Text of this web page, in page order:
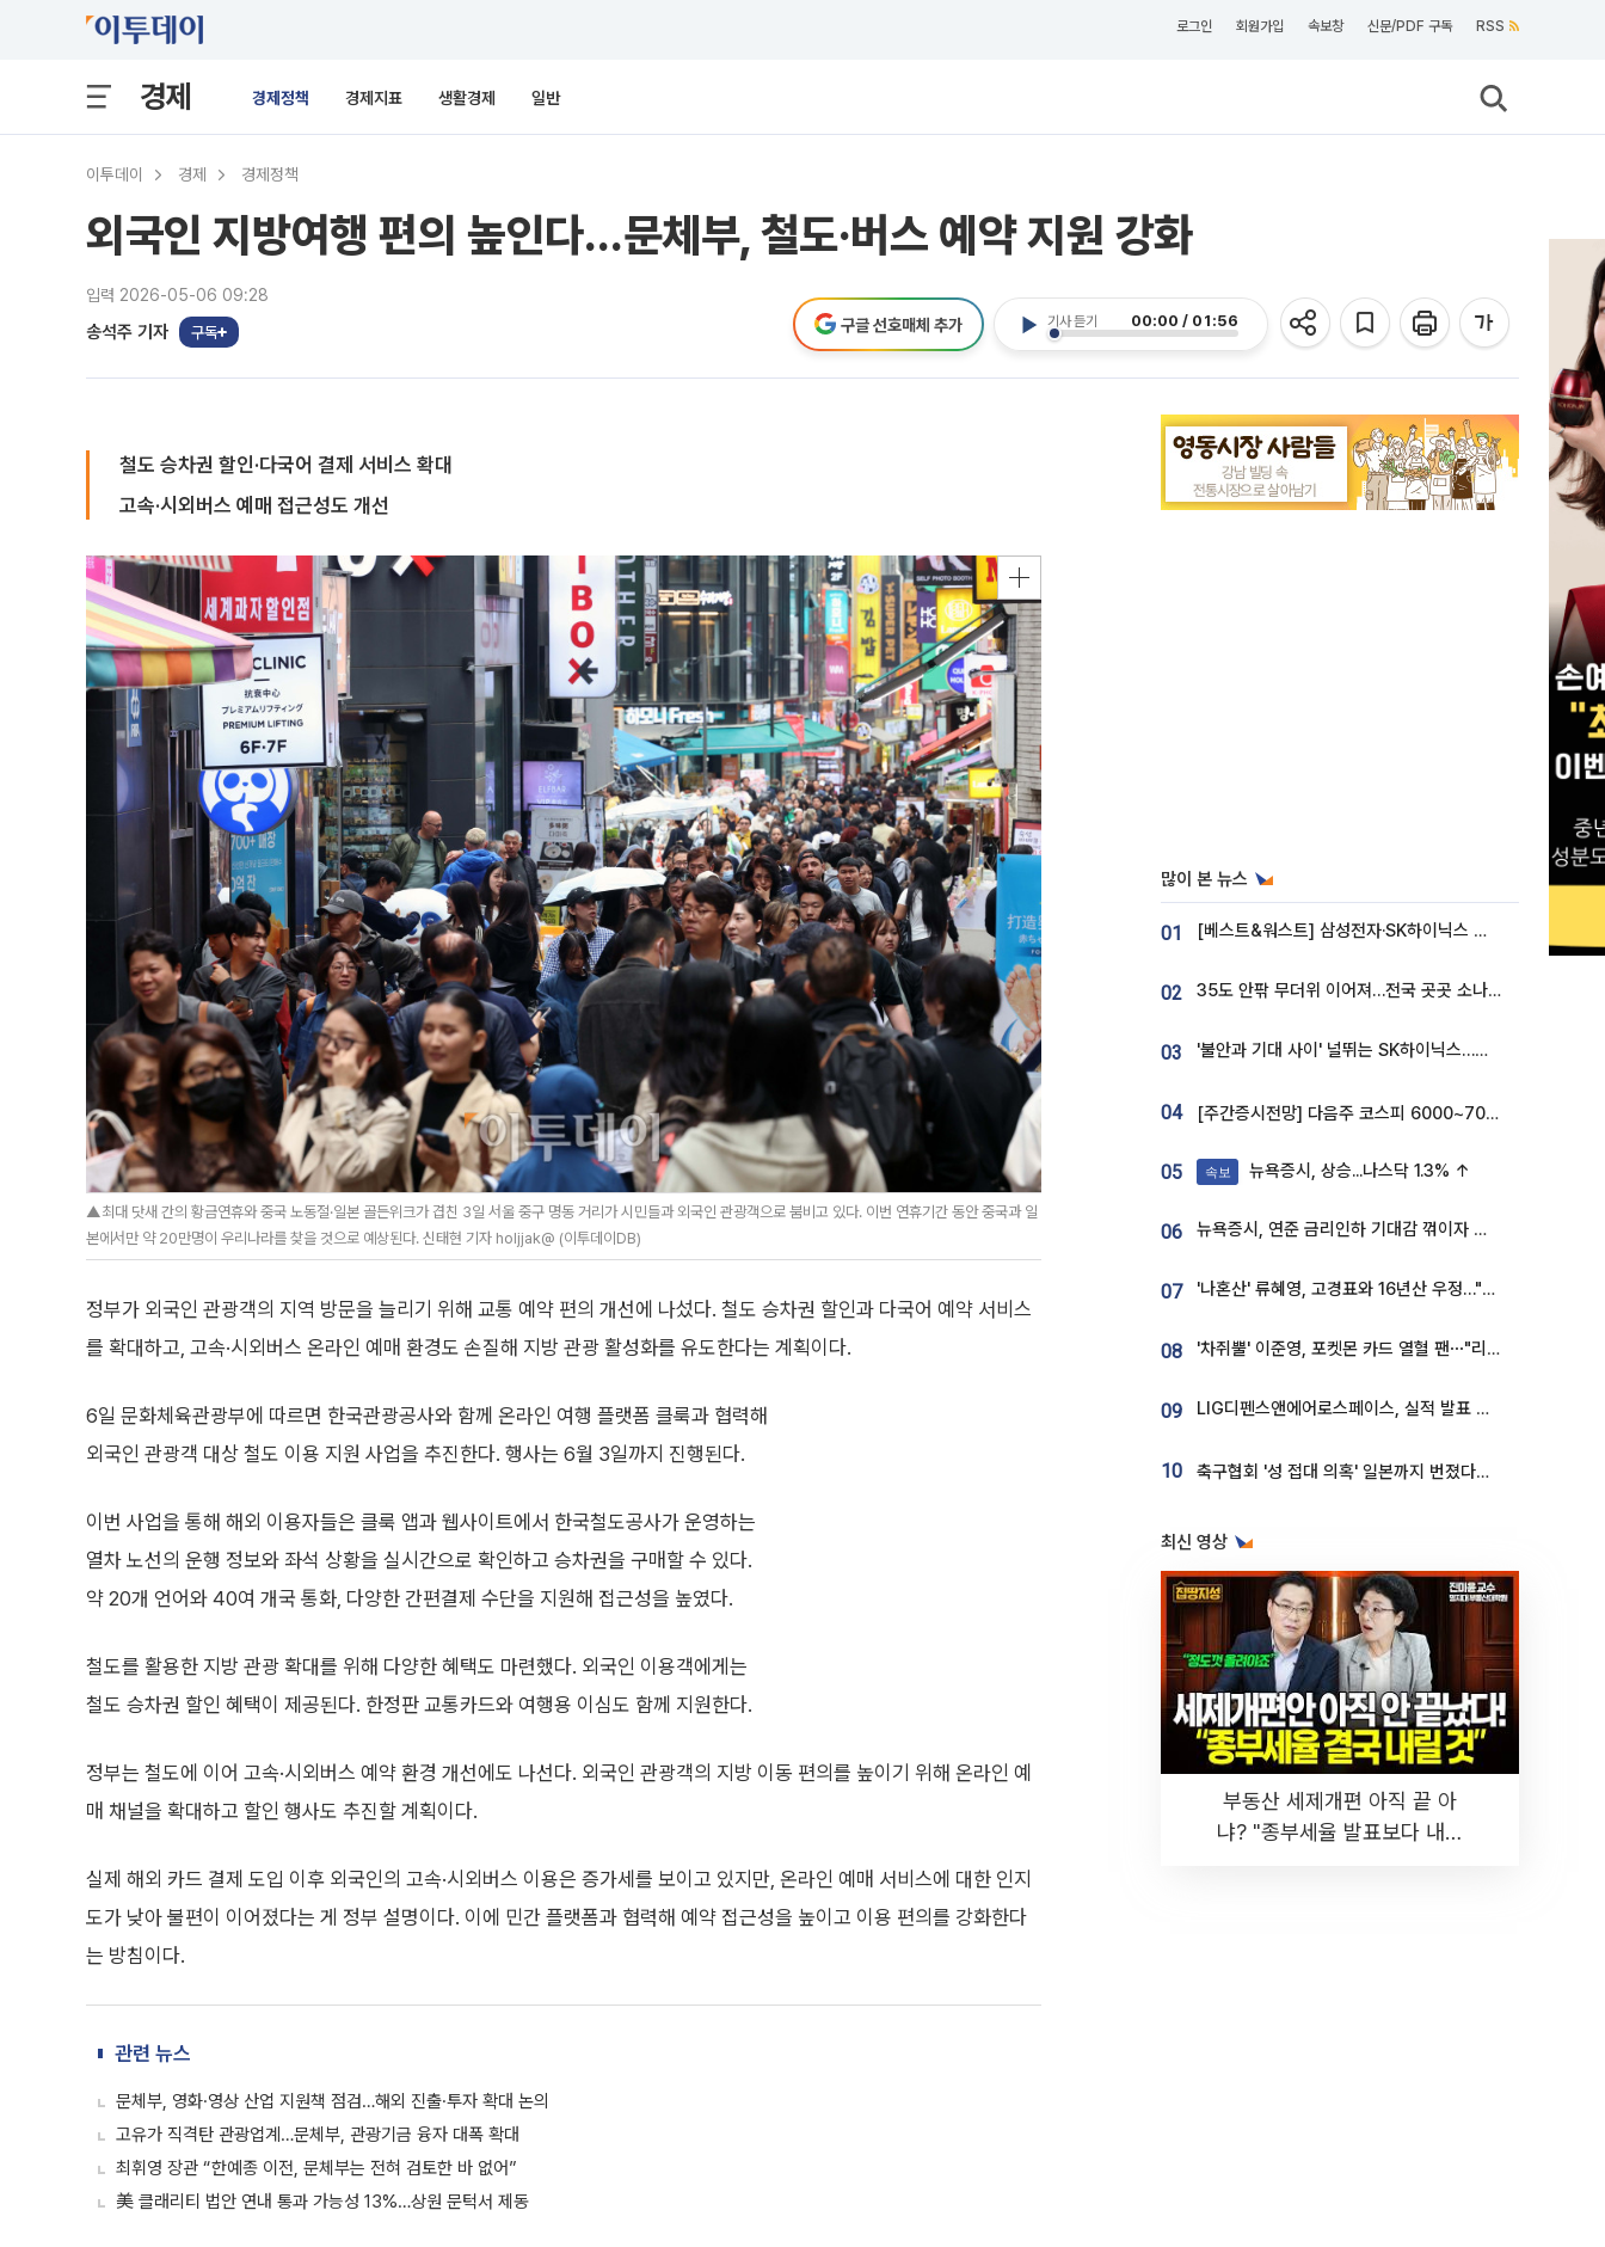
로그인 회원가입 속보창 신문/PDF 구독 RSS
경제 경제정책 경제지표 생활경제 일반
이투데이 경제 경제정책
외국인 지방여행 편의 높인다…문체부, 철도·버스 예약 지원 강화
입력 2026-05-06 09:28
송석주 기자 구독
기사 듣기 00:00 / 01:56
구글 선호매체 추가
철도 승차권 할인·다국어 결제 서비스 확대
고속·시외버스 예매 접근성도 개선
▲최대 닷새 간의 황금연휴와 중국 노동절·일본 골든위크가 겹친 3일 서울 중구 명동 거리가 시민들과 외국인 관광객으로 붐비고 있다. 이번 연휴기간 동안 중국과 일
본에서만 약 20만명이 우리나라를 찾을 것으로 예상된다. 신태현 기자 holjjak@ (이투데이DB)
정부가 외국인 관광객의 지역 방문을 늘리기 위해 교통 예약 편의 개선에 나섰다. 철도 승차권 할인과 다국어 예약 서비스
를 확대하고, 고속·시외버스 온라인 예매 환경도 손질해 지방 관광 활성화를 유도한다는 계획이다.
6일 문화체육관광부에 따르면 한국관광공사와 함께 온라인 여행 플랫폼 클룩과 협력해
외국인 관광객 대상 철도 이용 지원 사업을 추진한다. 행사는 6월 3일까지 진행된다.
이번 사업을 통해 해외 이용자들은 클룩 앱과 웹사이트에서 한국철도공사가 운영하는
열차 노선의 운행 정보와 좌석 상황을 실시간으로 확인하고 승차권을 구매할 수 있다.
약 20개 언어와 40여 개국 통화, 다양한 간편결제 수단을 지원해 접근성을 높였다.
철도를 활용한 지방 관광 확대를 위해 다양한 혜택도 마련했다. 외국인 이용객에게는
철도 승차권 할인 혜택이 제공된다. 한정판 교통카드와 여행용 이심도 함께 지원한다.
정부는 철도에 이어 고속·시외버스 예약 환경 개선에도 나선다. 외국인 관광객의 지방 이동 편의를 높이기 위해 온라인 예
매 채널을 확대하고 할인 행사도 추진할 계획이다.
실제 해외 카드 결제 도입 이후 외국인의 고속·시외버스 이용은 증가세를 보이고 있지만, 온라인 예매 서비스에 대한 인지
도가 낮아 불편이 이어졌다는 게 정부 설명이다. 이에 민간 플랫폼과 협력해 예약 접근성을 높이고 이용 편의를 강화한다
는 방침이다.
관련 뉴스
문체부, 영화·영상 산업 지원책 점검…해외 진출·투자 확대 논의
고유가 직격탄 관광업계…문체부, 관광기금 융자 대폭 확대
최휘영 장관 “한예종 이전, 문체부는 전혀 검토한 바 없어”
美 클래리티 법안 연내 통과 가능성 13%…상원 문턱서 제동
많이 본 뉴스
01 [베스트&워스트] 삼성전자·SK하이닉스 밀린 한 주…상상인증권은 85% 급등
02 35도 안팎 무더위 이어져…전국 곳곳 소나기 [오늘 날씨]
03 '불안과 기대 사이' 널뛰는 SK하이닉스…증권가 "HBM4·LTA 기반 펀터멘털 견고"
04 [주간증시전망] 다음주 코스피 6000~7000⋯“外人 수급은 정책이 변수”
05 속보 뉴욕증시, 상승...나스닥 1.3% ↑
06 뉴욕증시, 연준 금리인하 기대감 꺾이자 상승...S&P500 사상 최고치 [종합]
07 '나혼산' 류혜영, 고경표와 16년산 우정…"자취방서 부모님과 마주쳐"
08 '차쥐뿔' 이준영, 포켓몬 카드 열혈 팬⋯"리셀러 처단할 것"
09 LIG디펜스앤에어로스페이스, 실적 발표 후 급락→반등⋯증권가 “28년까지 튼튼”
10 축구협회 '성 접대 의혹' 일본까지 번졌다…日 심판 실명 공개
최신 영상
부동산 세제개편 아직 끝 아
냐? "종부세율 발표보다 내릴